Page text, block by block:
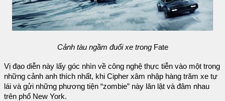
Cảnh tàu ngầm đuổi xe trongFate
Vị đạo diễn này lấy góc nhìn về công nghệ thực tiễn vào một trong
những cảnh anh thích nhất, khi Cipher xâm nhập hàng trăm xe tự
lái và gửi những phương tiện “zombie” này lăn lật và đâm nhau
trên phố New York.